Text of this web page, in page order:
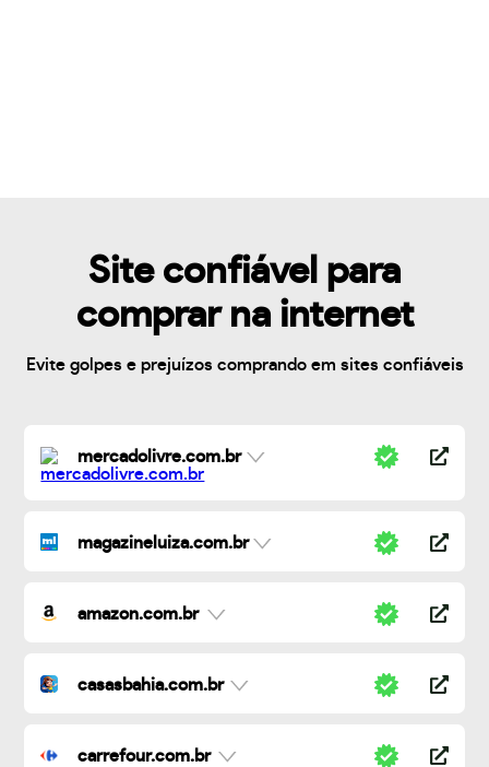
Site confiável para
comprar na internet
Evite golpes e prejuízos comprando em sites confiáveis
mercadolivre.com.br
magazineluiza.com.br
amazon.com.br
casasbahia.com.br
carrefour.com.br